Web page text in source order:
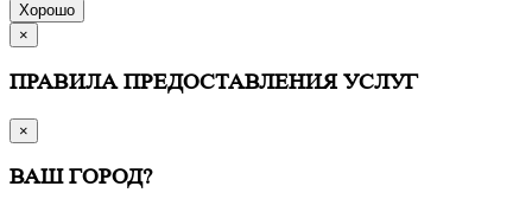
Хорошо
×
ПРАВИЛА ПРЕДОСТАВЛЕНИЯ УСЛУГ
×
ВАШ ГОРОД?